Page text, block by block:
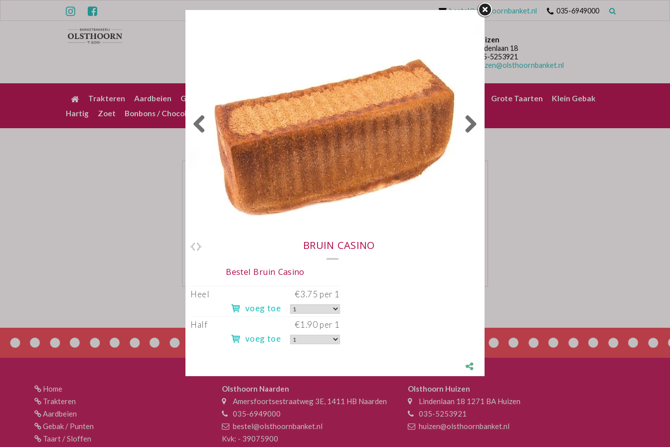
bestel@olsthoornbanket.nl 035-6949000
bestel@olsthoornbanket.nl
Huizen
Lindenlaan 18
035-5253921
huizen@olsthoornbanket.nl
Trakteren Aardbeien Gebak / Punten Taart / Sloffen Groot Brood Klein Brood Desem/Borrelbrood Grote Taarten
Klein Gebak
Hartig
Zoet Bonbons / Chocolade Bezorgkosten Dieet/allergie Gevuld Brood Werken Bij
BRUIN CASINO
Home
Trakteren
Aardbeien
Gebak / Punten
Taart / Sloffen
Olsthoorn Naarden
Amersfoortsestraatweg 3E, 1411 HB Naarden
035-6949000
bestel@olsthoornbanket.nl
Kvk: - 39075900
Olsthoorn Huizen
Lindenlaan 18 1271 BA Huizen
035-5253921
huizen@olsthoornbanket.nl